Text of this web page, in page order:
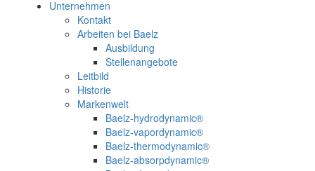
Unternehmen
Kontakt
Arbeiten bei Baelz
Ausbildung
Stellenangebote
Leitbild
Historie
Markenwelt
Baelz-hydrodynamic®
Baelz-vapordynamic®
Baelz-thermodynamic®
Baelz-absorpdynamic®